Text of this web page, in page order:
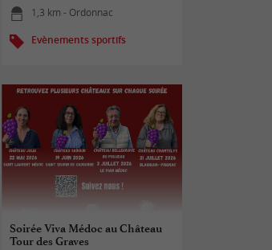
1,3 km - Ordonnac
Evènements sportifs
Soirée Viva Médoc au Château
Tour des Graves